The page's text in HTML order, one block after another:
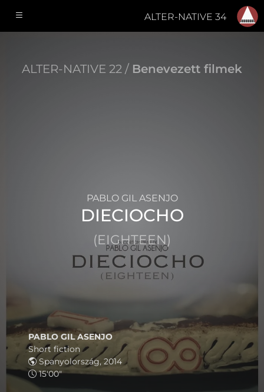
ALTER-NATIVE 34
ALTER-NATIVE 22 / Benevezett filmek
PABLO GIL ASENJO
DIECIOCHO
(EIGHTEEN)
PABLO GIL ASENJO
Short fiction
Spanyolország, 2014
15'00"